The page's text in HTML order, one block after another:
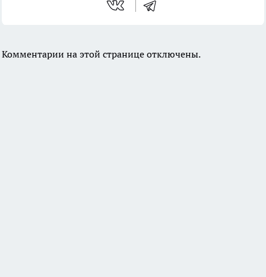
Комментарии на этой странице отключены.